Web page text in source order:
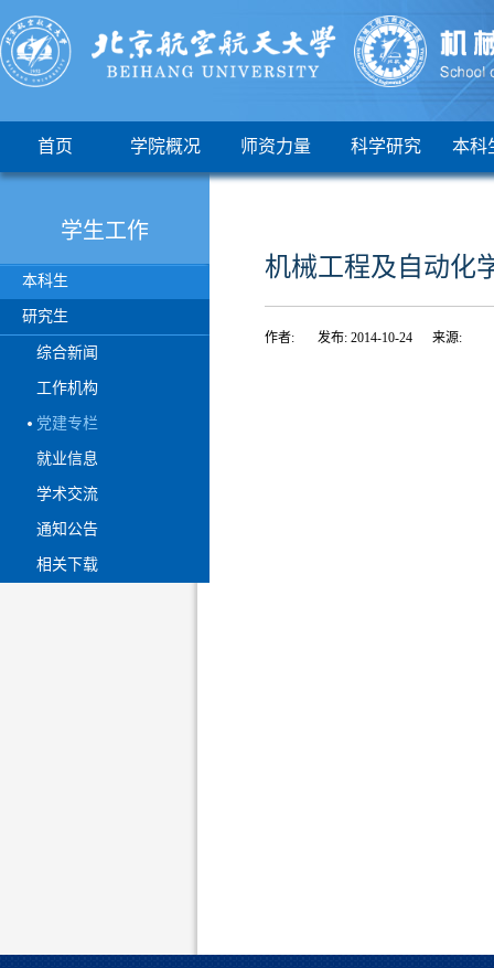
首页 学院概况 师资力量 科学研究 本科
学生工作
本科生
研究生
综合新闻
工作机构
党建专栏
就业信息
学术交流
通知公告
相关下载
机械工程及自动化
作者: 发布: 2014-10-24 来源: